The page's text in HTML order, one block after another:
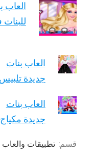
العاب
للبنات
العاب بنات
جديدة تلبيس
العاب بنات
جديدة مكياج
قسم: تطبيقات والعاب